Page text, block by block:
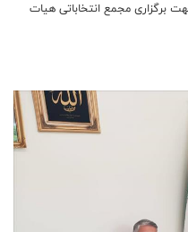
برگزارى مجمع انتخاباتى هيات